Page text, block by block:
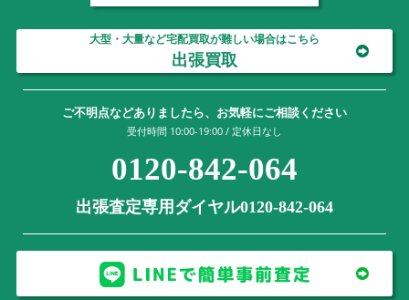
大型・大量など宅配買取が難しい場合はこちら
出張買取
ご不明点などありましたら、お気軽にご相談ください
受付時間 10:00-19:00 / 定休日なし
0120-842-064
出張査定専用ダイヤル0120-842-064